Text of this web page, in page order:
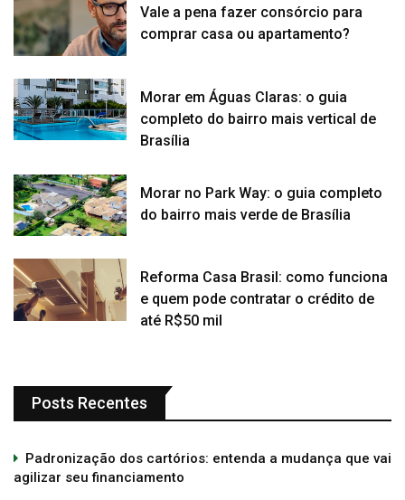
Vale a pena fazer consórcio para
comprar casa ou apartamento?
Morar em Águas Claras: o guia
completo do bairro mais vertical de
Brasília
Morar no Park Way: o guia completo
do bairro mais verde de Brasília
Reforma Casa Brasil: como funciona
e quem pode contratar o crédito de
até R$50 mil
Posts Recentes
Padronização dos cartórios: entenda a mudança que vai
agilizar seu financiamento